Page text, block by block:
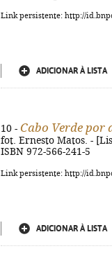
Link persistente: http://
ADICIONAR À LISTA
10 - Cabo Verde por
fot. Ernesto Matos. -
ISBN 972-566-241-5
Link persistente: http://
ADICIONAR À LISTA